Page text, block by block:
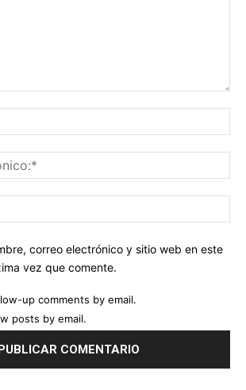
correo electrónico y sitio web en este
vez que comente.
up comments by email.
posts by email.